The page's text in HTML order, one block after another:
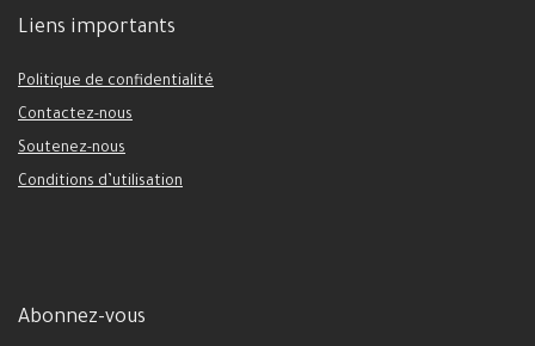
Liens importants
Politique de confidentialité
Contactez-nous
Soutenez-nous
Conditions d’utilisation
Abonnez-vous